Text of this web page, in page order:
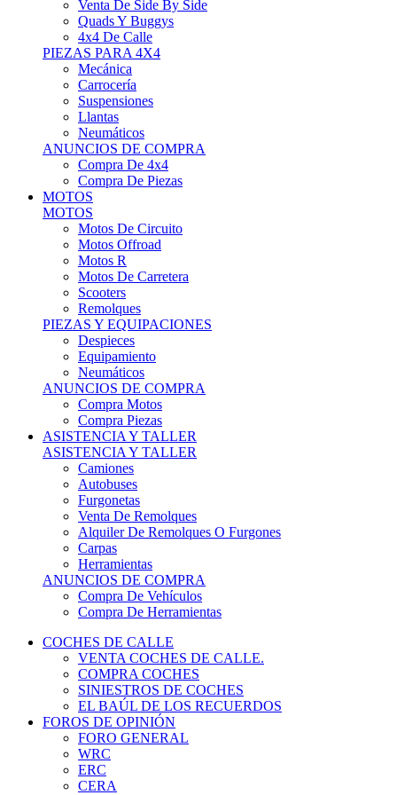
Motos R
Motos De Carretera
Scooters
Remolques
PIEZAS Y EQUIPACIONES
Despieces
Equipamiento
Neumáticos
ANUNCIOS DE COMPRA
Compra Motos
Compra Piezas
ASISTENCIA Y TALLER
ASISTENCIA Y TALLER
Camiones
Autobuses
Furgonetas
Venta De Remolques
Alquiler De Remolques O Furgones
Carpas
Herramientas
ANUNCIOS DE COMPRA
Compra De Vehículos
Compra De Herramientas
COCHES DE CALLE
VENTA COCHES DE CALLE.
COMPRA COCHES
SINIESTROS DE COCHES
EL BAÚL DE LOS RECUERDOS
FOROS DE OPINIÓN
FORO GENERAL
WRC
ERC
CERA
CERT - CERTT
CET / CER
FORO TÉCNICO
PRUEBAS DE VEHÍCULOS DE CALLE.
VIDEOS DE RALLY.
A CONTRATRAMO
TIENDA ONLINE
NUEVO ANUNCIO
Inicio
Ropa y seguridad